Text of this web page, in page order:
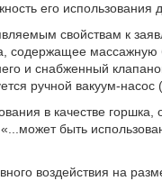
его использования
свойствам к
содержащее
и снабженный
ручной вакуум-
в качестве
быть
воздействия на